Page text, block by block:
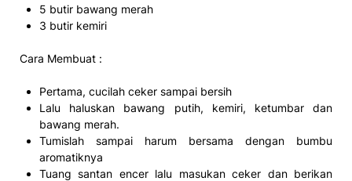
5 butir bawang merah
3 butir kemiri
Cara Membuat :
Pertama, cucilah ceker sampai bersih
Lalu haluskan bawang putih, kemiri, ketumbar dan
bawang merah.
Tumislah sampai harum bersama dengan bumbu
aromatiknya
Tuang santan encer lalu masukan ceker dan berikan